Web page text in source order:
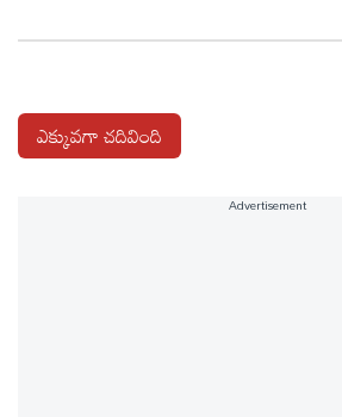
ఎక్కువగా చదివింది
Advertisement